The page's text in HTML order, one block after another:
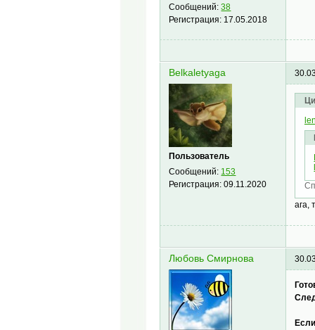
Сообщений:38
Регистрация: 17.05.2018
Belkaletyaga
Пользователь
Сообщений: 153
Регистрация:09.11.2020
ага,
Любовь Смирнова